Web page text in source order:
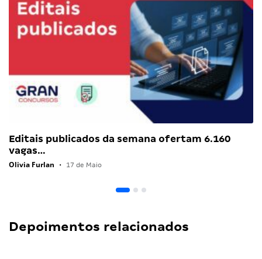
Editais publicados da semana ofertam 6.160
vagas…
Olivia Furlan • 17 de Maio
Depoimentos relacionados